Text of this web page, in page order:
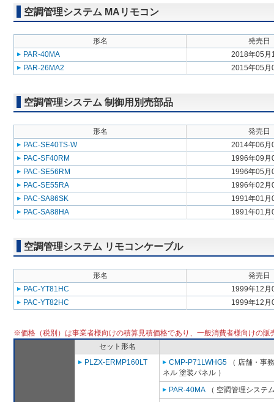
空調管理システム MAリモコン
形名
発売日
PAR-40MA
2018年05月
PAR-26MA2
2015年05月
空調管理システム 制御用別売部品
形名
発売日
PAC-SE40TS-W
2014年06月
PAC-SF40RM
1996年09月
PAC-SE56RM
1996年05月
PAC-SE55RA
1996年02月
PAC-SA86SK
1991年01月
PAC-SA88HA
1991年01月
空調管理システム リモコンケーブル
形名
発売日
PAC-YT81HC
1999年12月
PAC-YT82HC
1999年12月
※価格（税別）は事業者様向けの積算見積価格であり、一般消費者様向けの販
セット形名
PLZX-ERMP160LT
CMP-P71LWHG5 （ 店舗・事
ネル 塗装パネル ）
PAR-40MA （ 空調管理システ